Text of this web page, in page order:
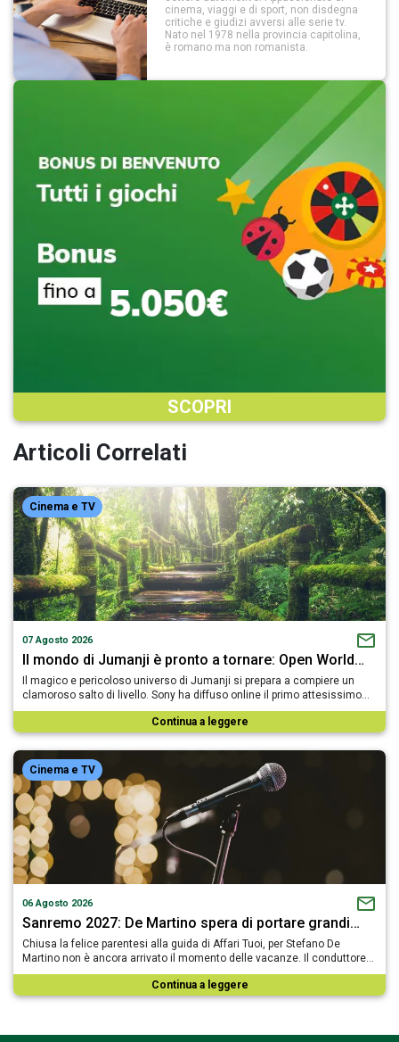
cinema, viaggi e di sport, non disdegna
critiche e giudizi avversi alle serie tv.
Nato nel 1978 nella provincia capitolina,
è romano ma non romanista.
SCOPRI
Articoli Correlati
Cinema e TV
07 Agosto 2026
Il mondo di Jumanji è pronto a tornare: Open World…
Il magico e pericoloso universo di Jumanji si prepara a compiere un
clamoroso salto di livello. Sony ha diffuso online il primo attesissimo…
Continua a leggere
Cinema e TV
06 Agosto 2026
Sanremo 2027: De Martino spera di portare grandi…
Chiusa la felice parentesi alla guida di Affari Tuoi, per Stefano De
Martino non è ancora arrivato il momento delle vacanze. Il conduttore…
Continua a leggere